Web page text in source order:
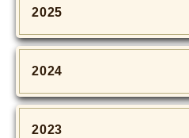
2025
2024
2023
Monostagram
DOWNLOAD
SHIHO’s Q&A